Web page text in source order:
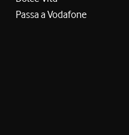
Passa a Vodafone